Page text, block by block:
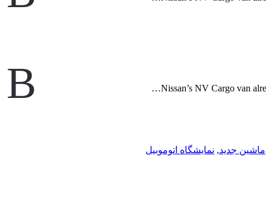
B
Nissan’s NV Cargo van
ماشین جدید, نمایشگاه اتوموبیل